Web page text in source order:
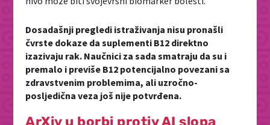
Dosadašnji pregledi istraživanja nisu pronašli
čvrste dokaze da suplementi B12 direktno
izazivaju rak. Naučnici za sada smatraju da su i
premalo i previše B12 potencijalno povezani sa
zdravstvenim problemima, ali uzročno-
posljedična veza još nije potvrđena.
ArXiv u borbi protiv AI slopa